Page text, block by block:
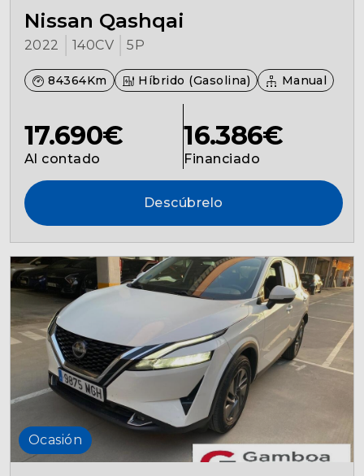
Nissan Qashqai
2022 140CV 5P
84364Km Híbrido (Gasolina) Manual
17.690€
Al contado
16.386€
Financiado
Descúbrelo
Ocasión